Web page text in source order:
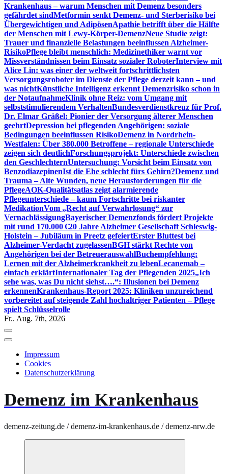
Krankenhaus – warum Menschen mit Demenz besonders
gefährdet sindMetformin senkt Demenz- und Sterberisiko bei
Übergewichtigen und AdipösenApathie betrifft über die Hälfte
der Menschen mit Lewy-Körper-DemenzNeue Studie zeigt:
Trauer und finanzielle Belastungen beeinflussen Alzheimer-
RisikoPflege bleibt menschlich: Medizinethiker warnt vor
Missverständnissen beim Einsatz sozialer RoboterInterview mit
Alice Lin: was einer der weltweit fortschrittlichsten
Versorgungsroboter im Dienste der Pflege derzeit kann – und
was nichtKünstliche Intelligenz erkennt Demenzrisiko schon in
der NotaufnahmeKlinik ohne Reiz: vom Umgang mit
selbststimulierendem VerhaltenBundesverdienstkreuz für Prof.
Dr. Elmar Gräßel: Pionier der Versorgung älterer Menschen
geehrtDepression bei pflegenden Angehörigen: soziale
Bedingungen beeinflussen RisikoDemenz in Nordrhein-
Westfalen: Über 380.000 Betroffene – regionale Unterschiede
zeigen sich deutlichForschungsprojekt: Unterschiede zwischen
den GeschlechternUntersuchung: Vorsicht beim Einsatz von
BenzodiazepinenIst die Ehe schlecht fürs Gehirn?Demenz und
Trauma – Alte Wunden, neue Herausforderungen für die
PflegeAOK-Qualitätsatlas zeigt alarmierende
Pflegeunterschiede – kaum Fortschritte bei riskanter
MedikationVom „Recht auf Verwahrlosung“ zur
VernachlässigungBayerischer Demenzfonds fördert Projekte
mit rund 170.000 €20 Jahre Alzheimer Gesellschaft Schleswig-
Holstein – Jubiläum in Preetz gefeiertErster Bluttest bei
Alzheimer-Verdacht zugelassenBGH stärkt Rechte von
Angehörigen bei der BetreuerauswahlBuchempfehlung:
Lernen mit der Alzheimerkrankheit zu lebenLecanemab –
einfach erklärtInternationaler Tag der Pflegenden 2025„Ich
sehe was, was Du nicht siehst….“: Illusionen bei Demenz
erkennenKrankenhaus-Report 2025: Kliniken unzureichend
vorbereitet auf steigende Zahl hochaltriger Patienten – Pflege
spielt Schlüsselrolle
Fr.. Aug. 7th, 2026
Impressum
Cookies
Datenschutzerklärung
Demenz im Krankenhaus
demenz-zeitung.de / demenz-im-krankenhaus.de / demenz-nrw.de